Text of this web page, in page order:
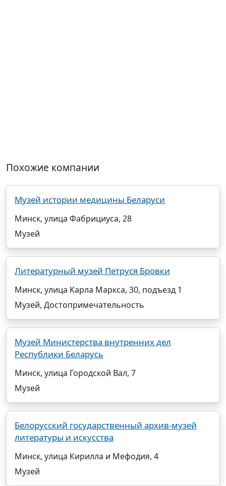
Похожие компании
Музей истории медицины Беларуси
Минск, улица Фабрициуса, 28
Музей
Литературный музей Петруся Бровки
Минск, улица Карла Маркса, 30, подъезд 1
Музей, Достопримечательность
Музей Министерства внутренних дел
Республики Беларусь
Минск, улица Городской Вал, 7
Музей
Белорусский государственный архив-музей
литературы и искусства
Минск, улица Кирилла и Мефодия, 4
Музей